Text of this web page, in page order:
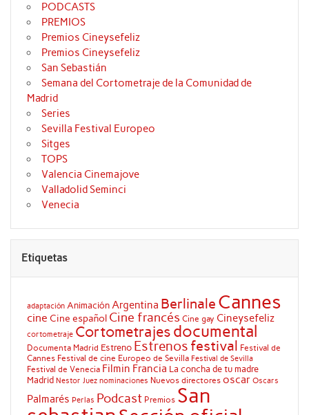
PODCASTS
PREMIOS
Premios Cineysefeliz
Premios Cineysefeliz
San Sebastián
Semana del Cortometraje de la Comunidad de
Madrid
Series
Sevilla Festival Europeo
Sitges
TOPS
Valencia Cinemajove
Valladolid Seminci
Venecia
Etiquetas
adaptación AnimaciónArgentina Berlinale Cannes
cine Cine español Cine francés Cine gay Cineysefeliz
cortometraje Cortometrajes documental
Documenta Madrid Estreno Estrenos festival Festival de
Cannes Festival de cine Europeo de Sevilla Festival de Sevilla
Festival de Venecia Filmin Francia La concha de tu madre
Madrid Nestor Juez nominaciones Nuevos directores oscar Oscars
Palmarés Perlas Podcast Premios San